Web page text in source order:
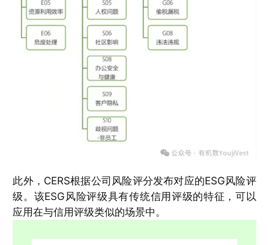
此外，CERS根据公司风险评分发布对应的ESG风险评
级。该ESG风险评级具有传统信用评级的特征，可以
应用在与信用评级类似的场景中。